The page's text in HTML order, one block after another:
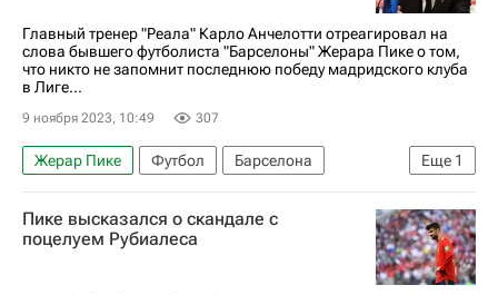
Главный тренер "Реала" Карло Анчелотти отреагировал на
слова бывшего футболиста "Барселоны" Жерара Пике о том,
что никто не запомнит последнюю победу мадридского клуба
в Лиге...
9 ноября 2023, 10:49 307
Еще 1
Жерар Пике Футбол
Барселона
Карло Анчелотти
Пике высказался о скандале с
поцелуем Рубиалеса